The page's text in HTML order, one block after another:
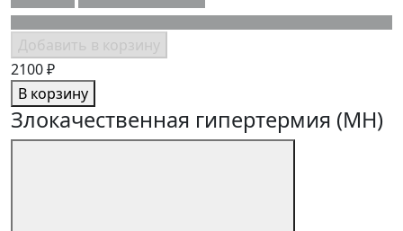
2100 ₽
В корзину
Злокачественная гипертермия (MH)